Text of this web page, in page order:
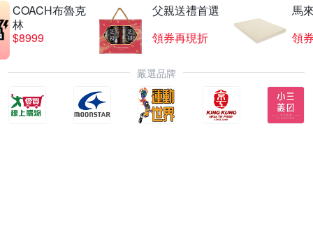
COACH布魯克
林
$8999
父親送禮首選
領券再現折
馬
領
嚴選品牌